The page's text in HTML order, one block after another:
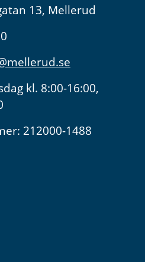
13, Mellerud
kl. 8:00-16:00,
212000-1488